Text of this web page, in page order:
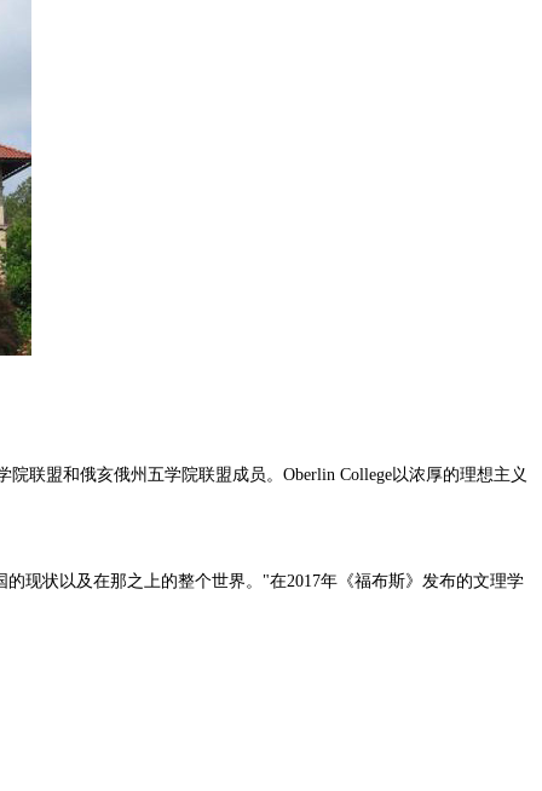
联盟和俄亥俄州五学院联盟成员。Oberlin College以浓厚的理想主义
现状以及在那之上的整个世界。"在2017年《福布斯》发布的文理学